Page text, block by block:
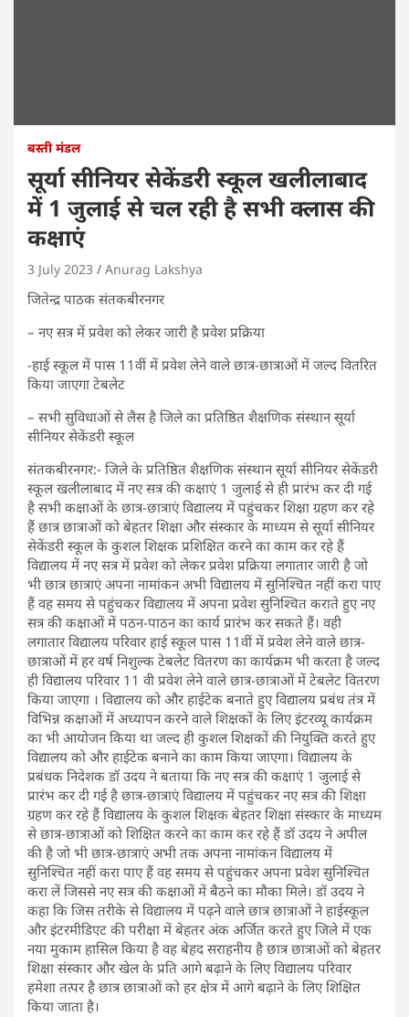
बस्ती मंडल
सूर्या सीनियर सेकेंडरी स्कूल खलीलाबाद
में 1 जुलाई से चल रही है सभी क्लास की
कक्षाएं
3 July 2023 Anurag Lakshya
जितेन्द्र पाठक संतकबीरनगर
– नए सत्र में प्रवेश को लेकर जारी है प्रवेश प्रक्रिया
-हाई स्कूल में पास 11वीं में प्रवेश लेने वाले छात्र-छात्राओं में जल्द वितरित
किया जाएगा टेबलेट
– सभी सुविधाओं से लैस है जिले का प्रतिष्ठित शैक्षणिक संस्थान सूर्या
सीनियर सेकेंडरी स्कूल
संतकबीरनगर:- जिले के प्रतिष्ठित शैक्षणिक संस्थान सूर्या सीनियर सेकेंडरी
स्कूल खलीलाबाद में नए सत्र की कक्षाएं 1 जुलाई से ही प्रारंभ कर दी गई
है सभी कक्षाओं के छात्र-छात्राएं विद्यालय में पहुंचकर शिक्षा ग्रहण कर रहे
हैं छात्र छात्राओं को बेहतर शिक्षा और संस्कार के माध्यम से सूर्या सीनियर
सेकेंडरी स्कूल के कुशल शिक्षक प्रशिक्षित करने का काम कर रहे हैं
विद्यालय में नए सत्र में प्रवेश को लेकर प्रवेश प्रक्रिया लगातार जारी है जो
भी छात्र छात्राएं अपना नामांकन अभी विद्यालय में सुनिश्चित नहीं करा पाए
हैं वह समय से पहुंचकर विद्यालय में अपना प्रवेश सुनिश्चित कराते हुए नए
सत्र की कक्षाओं में पठन-पाठन का कार्य प्रारंभ कर सकते हैं। वही
लगातार विद्यालय परिवार हाई स्कूल पास 11वीं में प्रवेश लेने वाले छात्र-
छात्राओं में हर वर्ष निशुल्क टेबलेट वितरण का कार्यक्रम भी करता है जल्द
ही विद्यालय परिवार 11 वी प्रवेश लेने वाले छात्र-छात्राओं में टेबलेट वितरण
किया जाएगा । विद्यालय को और हाईटेक बनाते हुए विद्यालय प्रबंध तंत्र में
विभिन्न कक्षाओं में अध्यापन करने वाले शिक्षकों के लिए इंटरव्यू कार्यक्रम
का भी आयोजन किया था जल्द ही कुशल शिक्षकों की नियुक्ति करते हुए
विद्यालय को और हाईटेक बनाने का काम किया जाएगा। विद्यालय के
प्रबंधक निदेशक डॉ उदय ने बताया कि नए सत्र की कक्षाएं 1 जुलाई से
प्रारंभ कर दी गई है छात्र-छात्राएं विद्यालय में पहुंचकर नए सत्र की शिक्षा
ग्रहण कर रहे हैं विद्यालय के कुशल शिक्षक बेहतर शिक्षा संस्कार के माध्यम
से छात्र-छात्राओं को शिक्षित करने का काम कर रहे हैं डॉ उदय ने अपील
की है जो भी छात्र-छात्राएं अभी तक अपना नामांकन विद्यालय में
सुनिश्चित नहीं करा पाए हैं वह समय से पहुंचकर अपना प्रवेश सुनिश्चित
करा लें जिससे नए सत्र की कक्षाओं में बैठने का मौका मिले। डॉ उदय ने
कहा कि जिस तरीके से विद्यालय में पढ़ने वाले छात्र छात्राओं ने हाईस्कूल
और इंटरमीडिएट की परीक्षा में बेहतर अंक अर्जित करते हुए जिले में एक
नया मुकाम हासिल किया है वह बेहद सराहनीय है छात्र छात्राओं को बेहतर
शिक्षा संस्कार और खेल के प्रति आगे बढ़ाने के लिए विद्यालय परिवार
हमेशा तत्पर है छात्र छात्राओं को हर क्षेत्र में आगे बढ़ाने के लिए शिक्षित
किया जाता है।